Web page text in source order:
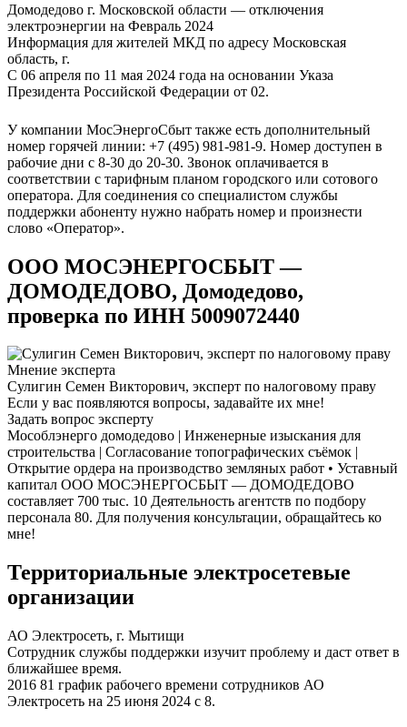
Домодедово г. Московской области — отключения
электроэнергии на Февраль 2024
Информация для жителей МКД по адресу Московская
область, г.
С 06 апреля по 11 мая 2024 года на основании Указа
Президента Российской Федерации от 02.
У компании МосЭнергоСбыт также есть дополнительный
номер горячей линии: +7 (495) 981-981-9. Номер доступен в
рабочие дни с 8-30 до 20-30. Звонок оплачивается в
соответствии с тарифным планом городского или сотового
оператора. Для соединения со специалистом службы
поддержки абоненту нужно набрать номер и произнести
слово «Оператор».
ООО МОСЭНЕРГОСБЫТ —
ДОМОДЕДОВО, Домодедово,
проверка по ИНН 5009072440
Мнение эксперта
Сулигин Семен Викторович, эксперт по налоговому праву
Если у вас появляются вопросы, задавайте их мне!
Задать вопрос эксперту
Мособлэнерго домодедово | Инженерные изыскания для
строительства | Согласование топографических съёмок |
Открытие ордера на производство земляных работ • Уставный
капитал ООО МОСЭНЕРГОСБЫТ — ДОМОДЕДОВО
составляет 700 тыс. 10 Деятельность агентств по подбору
персонала 80. Для получения консультации, обращайтесь ко
мне!
Территориальные электросетевые
организации
АО Электросеть, г. Мытищи
Сотрудник службы поддержки изучит проблему и даст ответ в
ближайшее время.
2016 81 график рабочего времени сотрудников АО
Электросеть на 25 июня 2024 с 8.